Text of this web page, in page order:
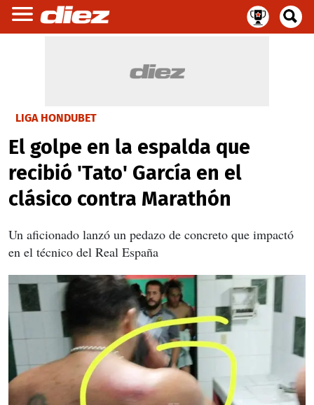
LIGA HONDUBET
El golpe en la espalda que
recibió 'Tato' García en el
clásico contra Marathón
Un aficionado lanzó un pedazo de concreto que impactó
en el técnico del Real España